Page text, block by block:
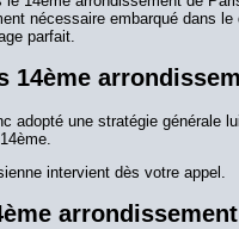
nécessaire embarqué dans
parfait.
adopté une stratégie générale
intervient dès votre appel.
arrondissement